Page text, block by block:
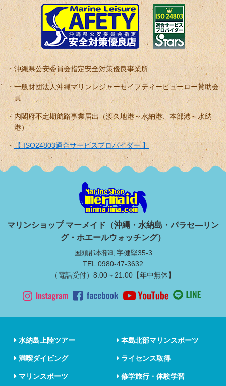
沖縄県公安委員会指定安全対策優良事業所
一般財団法人沖縄マリンレジャーセイフティービューロー賛助会
員
内閣府不定期航路事業届出（渡久地港～水納港、本部港～水納
港）
【 ISO24803適合サービスプロバイダー 】
マリンショップ マーメイド（沖縄・水納島・パラセ―リン
グ・ホエールウォッチング）
国頭郡本部町字健堅35-3
TEL:0980-47-3632
（電話受付）8:00～21:00【年中無休】
水納島上陸ツアー 本島北部マリンスポーツ
満喫ダイビング ライセンス取得
マリンスポーツ 修学旅行・体験学習